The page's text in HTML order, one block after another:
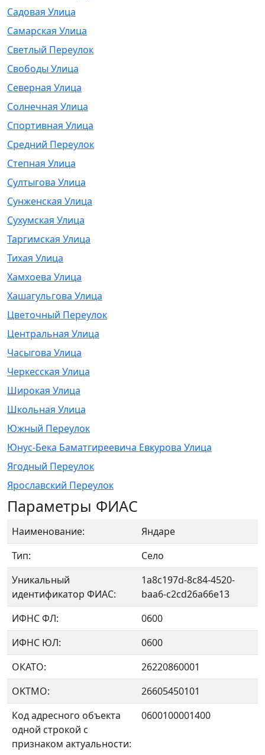
Садовая Улица
Самарская Улица
Светлый Переулок
Свободы Улица
Северная Улица
Солнечная Улица
Спортивная Улица
Средний Переулок
Степная Улица
Султыгова Улица
Сунженская Улица
Сухумская Улица
Таргимская Улица
Тихая Улица
Хамхоева Улица
Хашагульгова Улица
Цветочный Переулок
Центральная Улица
Часыгова Улица
Черкесская Улица
Широкая Улица
Школьная Улица
Южный Переулок
Юнус-Бека Баматгиреевича Евкурова Улица
Ягодный Переулок
Ярославский Переулок
Параметры ФИАС
Наименование:
Яндаре
Тип:
Село
Уникальный
идентификатор ФИАС:
1a8c197d-8c84-4520-
baa6-c2cd26a66e13
ИФНС ФЛ:
0600
ИФНС ЮЛ:
0600
ОКАТО:
26220860001
OKTMO:
26605450101
Код адресного объекта
одной строкой с
признаком актуальности:
0600100001400